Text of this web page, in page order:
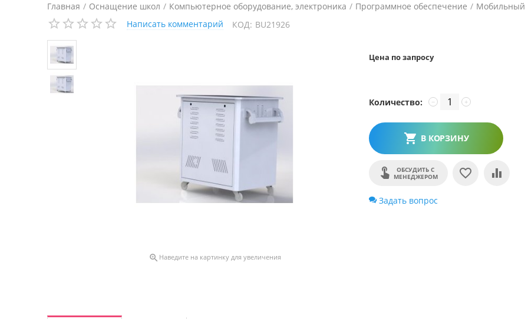
Главная / Оснащение школ / Компьютерное оборудование, электроника / Программное обеспечение / Мобильный
Мобильный интерактивный класс (15+1 ноутбук)
Написать комментарий КОД: BU21926
 Наведите на картинку для увеличения
Цена по запросу
Количество: +
−
В КОРЗИНУ
ОБСУДИТЬ С
МЕНЕДЖЕРОМ
Задать вопрос